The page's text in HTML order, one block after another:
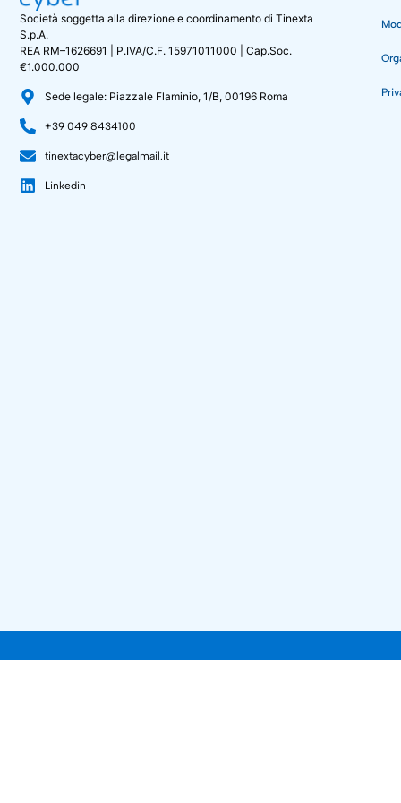
Società soggetta alla direzione e coordinamento di Tinexta
S.p.A.
REA RM–1626691 | P.IVA/C.F. 15971011000 | Cap.Soc.
€1.000.000
Sede legale: Piazzale Flaminio, 1/B, 00196 Roma
+39 049 8434100
tinextacyber@legalmail.it
Linkedin